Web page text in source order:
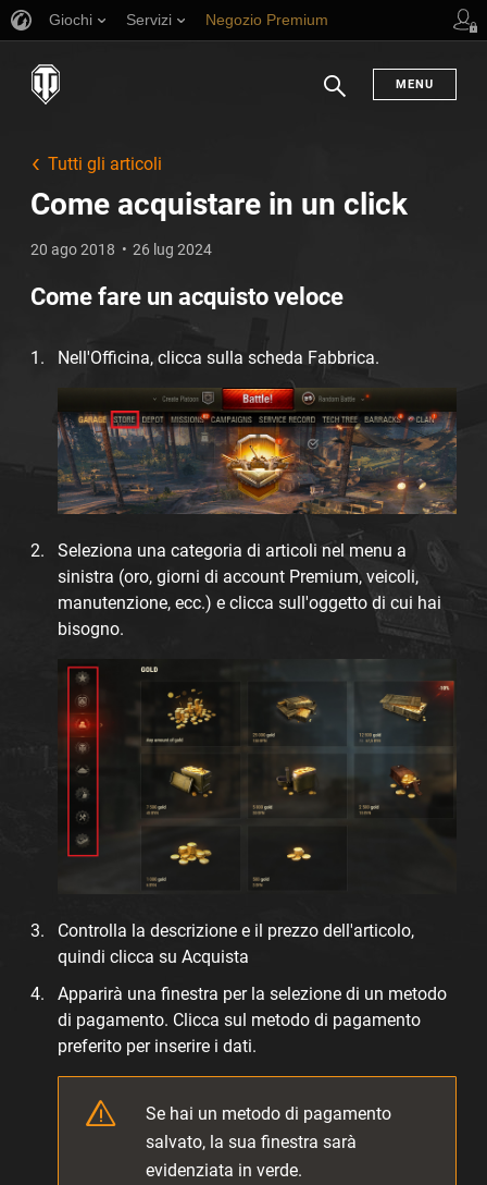
Giochi Servizi Negozio Premium
Ricerca
MENU
Tutti gli articoli
Come acquistare in un click
20 ago 2018 26 lug 2024
Come fare un acquisto veloce
Nell'Officina, clicca sulla scheda Fabbrica.
Seleziona una categoria di articoli nel menu a
sinistra (oro, giorni di account Premium, veicoli,
manutenzione, ecc.) e clicca sull'oggetto di cui hai
bisogno.
Controlla la descrizione e il prezzo dell'articolo,
quindi clicca su Acquista
Apparirà una finestra per la selezione di un metodo
di pagamento. Clicca sul metodo di pagamento
preferito per inserire i dati.
Se hai un metodo di pagamento
salvato, la sua finestra sarà
evidenziata in verde.